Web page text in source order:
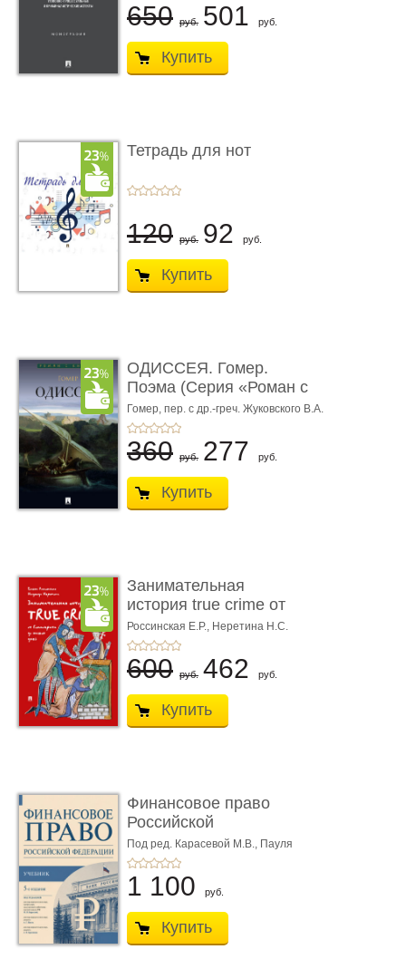
650 руб. 501 руб.
Купить
Тетрадь для нот
120 руб. 92 руб.
Купить
ОДИССЕЯ. Гомер.
Поэма (Серия «Роман с
книгой»)
Гомер, пер. с др.-греч. Жуковского В.А.
360 руб. 277 руб.
Купить
Занимательная
история true crime от
Гиппократа до � ...
Россинская Е.Р., Неретина Н.С.
600 руб. 462 руб.
Купить
Финансовое право
Российской
Федерации. 5-е изд�
...
Под ред. Карасевой М.В., Пауля
А.Г., Красюкова А.В.
1 100 руб.
Купить